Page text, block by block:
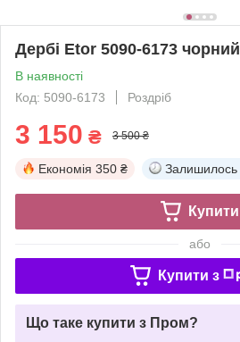
Дербі Etor 5090-6173 чорний
В наявності
Код: 5090-6173
Роздріб
3 150 ₴ 3 500 ₴
Економія 350 ₴ Залишилось
Купити
або
Купити з
Що таке купити з Пром?